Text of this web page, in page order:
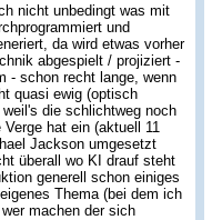
nicht unbedingt was mit
und
da wird etwas vorher
abgespielt / projiziert -
- schon recht lange, wenn
quasi ewig (optisch
die schlichtweg noch
hat ein (aktuell 11
Jackson umgesetzt
überall wo KI drauf steht
generell schon einiges
Thema (bei dem ich
machen der sich